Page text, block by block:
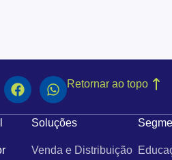
Retornar ao topo
Soluções
Venda e Distribuição